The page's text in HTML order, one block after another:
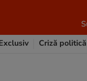
Criză politică